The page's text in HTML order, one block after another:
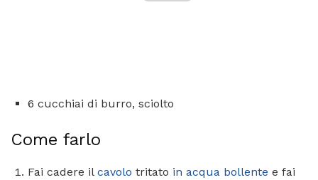
6 cucchiai di burro, sciolto
Come farlo
Fai cadere il cavolo tritato in acqua bollente e fai